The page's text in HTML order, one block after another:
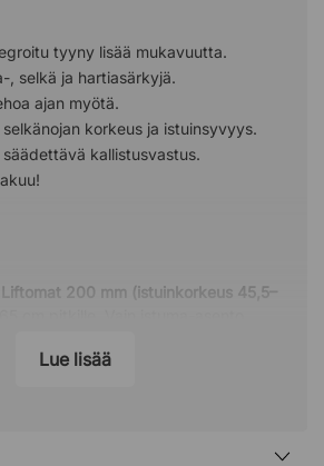
tyyny lisää mukavuutta.
, selkä ja hartiasärkyjä.
ajan myötä.
korkeus ja istuinsyvyys.
kallistusvastus.
200 mm (istuinkorkeus 45,5–
Liftomat 265 mm (istuinkorkeus 54–
Lue lisää